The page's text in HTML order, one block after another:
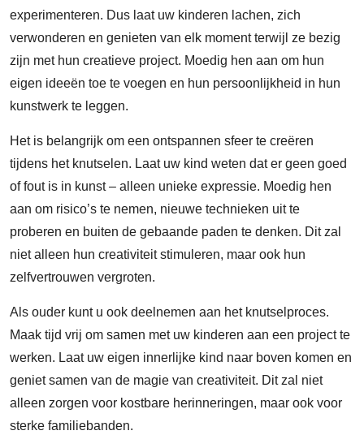
experimenteren. Dus laat uw kinderen lachen, zich
verwonderen en genieten van elk moment terwijl ze bezig
zijn met hun creatieve project. Moedig hen aan om hun
eigen ideeën toe te voegen en hun persoonlijkheid in hun
kunstwerk te leggen.
Het is belangrijk om een ontspannen sfeer te creëren
tijdens het knutselen. Laat uw kind weten dat er geen goed
of fout is in kunst – alleen unieke expressie. Moedig hen
aan om risico’s te nemen, nieuwe technieken uit te
proberen en buiten de gebaande paden te denken. Dit zal
niet alleen hun creativiteit stimuleren, maar ook hun
zelfvertrouwen vergroten.
Als ouder kunt u ook deelnemen aan het knutselproces.
Maak tijd vrij om samen met uw kinderen aan een project te
werken. Laat uw eigen innerlijke kind naar boven komen en
geniet samen van de magie van creativiteit. Dit zal niet
alleen zorgen voor kostbare herinneringen, maar ook voor
sterke familiebanden.